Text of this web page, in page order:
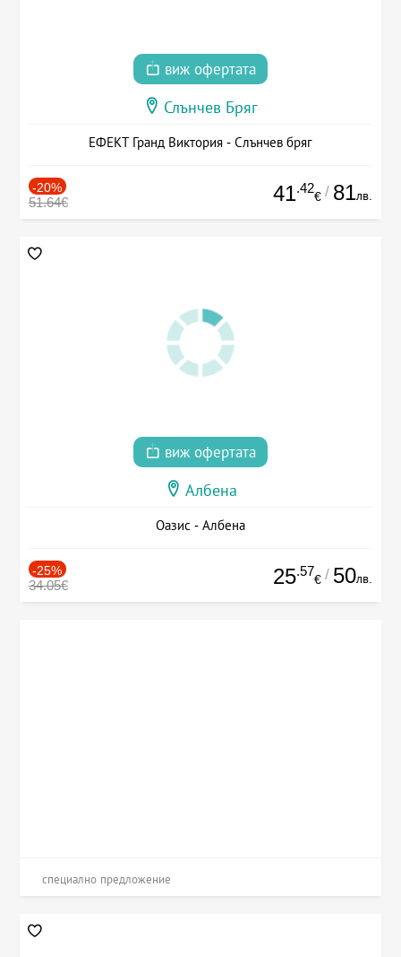
виж офертата
Слънчев Бряг
ЕФЕКТ Гранд Виктория - Слънчев бряг
-20%
51.64€ 41.42
€ / 81лв.
виж офертата
Албена
Оазис - Албена
-25%
34.05€ 25.57
€ / 50лв.
специално предложение